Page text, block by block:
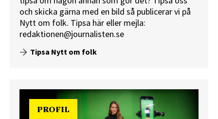
och skicka gärna med en bild så publicerar vi på
Nytt om folk. Tipsa här eller mejla:
redaktionen@journalisten.se
Tipsa Nytt om folk
PROFIL